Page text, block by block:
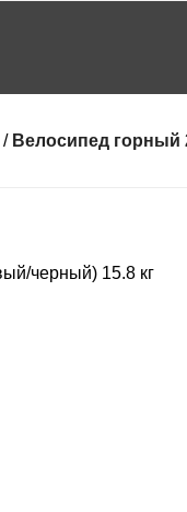
Велосипед горный